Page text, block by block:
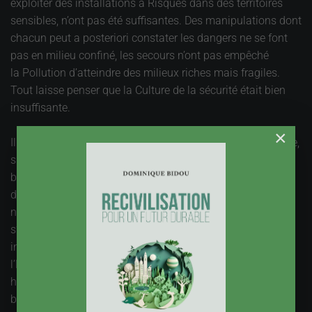
exploiter des installations à Risques dans des territoires
sensibles, n’ont pas été suffisantes. Des manipulations dont
chacun peut a posteriori constater les dangers ne se font
pas en milieu confiné, les secours n’ont pas empêché
la Pollution d’atteindre des milieux riches mais fragiles.
Tout laisse penser que la Culture de la sécurité était bien
insuffisante.
Il n’y aura pas de développement durable sans coexistence,
sur les mêmes territoires ou à proximité, de richesse
biologique, de Villes et de concentrations humaines, et
d’activités potentiellement dangereuses. Dans le parc
naturel du Vexin français, Val d’Oise, de nombreuses voix
s’élèvent contre l’exploitation de carrières, au motif d’une
incompatibilité entre cette activité et la protection de
l’Environnement. Le besoin de matériaux pour assurer un
habitat décent à des millions de franciliens est oublié, ou
bien repoussé d’un revers de manche : il n’y a qu’à les
×